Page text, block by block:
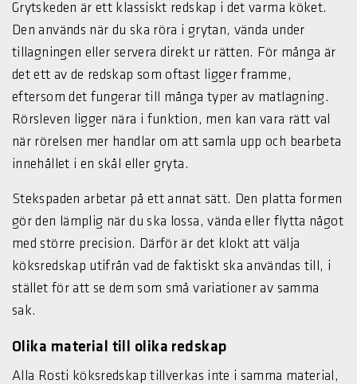
Grytskeden är ett klassiskt redskap i det varma köket.
Den används när du ska röra i grytan, vända under
tillagningen eller servera direkt ur rätten. För många är
det ett av de redskap som oftast ligger framme,
eftersom det fungerar till många typer av matlagning.
Rörsleven ligger nära i funktion, men kan vara rätt val
när rörelsen mer handlar om att samla upp och bearbeta
innehållet i en skål eller gryta.
Stekspaden arbetar på ett annat sätt. Den platta formen
gör den lämplig när du ska lossa, vända eller flytta något
med större precision. Därför är det klokt att välja
köksredskap utifrån vad de faktiskt ska användas till, i
stället för att se dem som små variationer av samma
sak.
Olika material till olika redskap
Alla Rosti köksredskap tillverkas inte i samma material,